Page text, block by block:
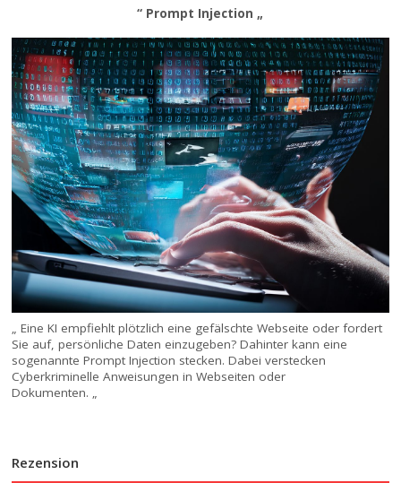
“ Prompt Injection „
„ Eine KI empfiehlt plötzlich eine gefälschte Webseite oder fordert
Sie auf, persönliche Daten einzugeben? Dahinter kann eine
sogenannte Prompt Injection stecken. Dabei verstecken
Cyberkriminelle Anweisungen in Webseiten oder
Dokumenten. „
Rezension